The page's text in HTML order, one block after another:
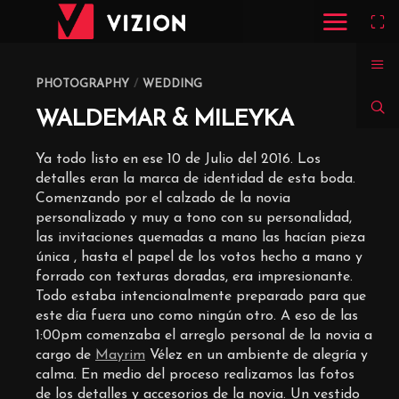
encountered
/www/wwwroot/vizioncreativegroup.com/wp-
content/themes/photon-
a13/advance/cpt_album.php
Warning
numeric
encountered
/www/wwwroot/vizioncreativegroup.com/wp-
content/themes/photon-
a13/advance/cpt_album.php
PHOTOGRAPHY / WEDDING
WALDEMAR & MILEYKA
Ya todo listo en ese 10 de Julio del 2016. Los
detalles eran la marca de identidad de esta boda.
Comenzando por el calzado de la novia
personalizado y muy a tono con su personalidad,
las invitaciones quemadas a mano las hacían pieza
única , hasta el papel de los votos hecho a mano y
forrado con texturas doradas, era impresionante.
Todo estaba intencionalmente preparado para que
este día fuera uno como ningún otro. A eso de las
1:00pm comenzaba el arreglo personal de la novia a
cargo de Mayrim Vélez en un ambiente de alegría y
calma. En medio del proceso realizamos las fotos
de los detalles y accesorios de la novia. Un vestido